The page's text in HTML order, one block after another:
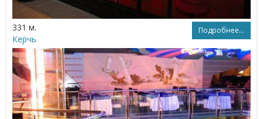
331 м. Подробнее...
Керчь